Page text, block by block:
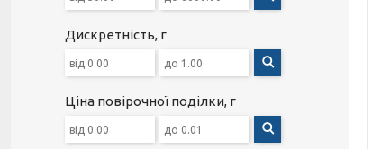
Дискретність, г
Ціна повірочної поділки, г